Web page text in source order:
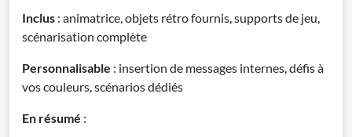
Inclus : animatrice, objets rétro fournis, supports de jeu,
scénarisation complète
Personnalisable : insertion de messages internes, défis à
vos couleurs, scénarios dédiés
En résumé :